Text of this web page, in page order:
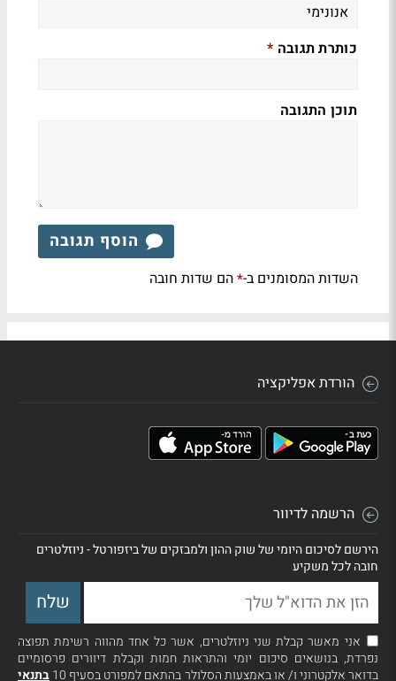
כותרת תגובה *
תוכן התגובה
הוסף תגובה
השדות המסומנים ב-*הם שדות חובה
הורדת אפליקציה
הרשמה לדיוור
הירשם לסיכום היומי של שוק ההון ולמבזקים של ביזפורטל - ניוזלטרים
חובה לכל משקיע
אני מאשר קבלת שני ניוזלטרים, אשר כל אחד מהווה רשימת תפוצה
נפרדת, בנושאים סיכום יומי והתראות חמות וקבלת דיוורים פרסומיים
בדואר אלקטרוני ו/ או באמצעות הסלולר בהתאם למפורט בסעיף 10
בתנאי